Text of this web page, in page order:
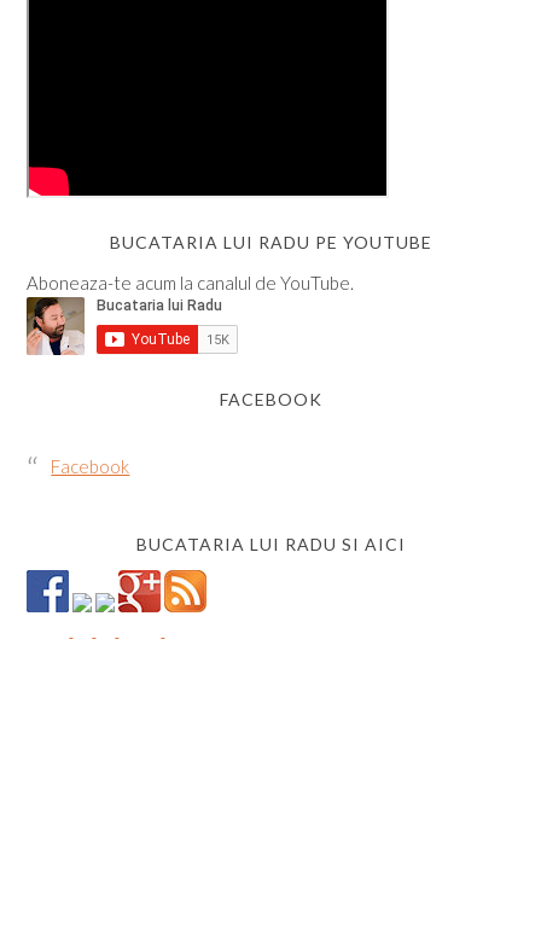
BUCATARIA LUI RADU PE YOUTUBE
Aboneaza-te acum la canalul de YouTube.
FACEBOOK
Facebook
BUCATARIA LUI RADU SI AICI